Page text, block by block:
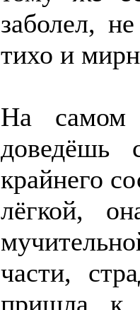
заболел,
тихо и
На
доведёшь
крайнего
лёгкой,
части,
пришла к